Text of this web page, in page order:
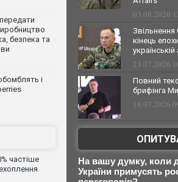
безпека та
і
частіше
03.08.2026
кінець
українській
23.07.2026
Повний
брифінга
18.07.2026
На вашу думку, коли
України примусять